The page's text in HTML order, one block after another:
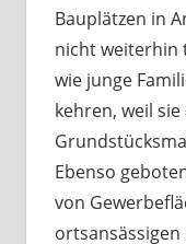
Bauplätzen in
nicht weiterhin
wie junge
kehren, weil
Ebenso
von